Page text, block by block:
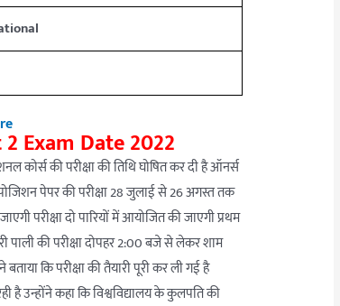
Exam Date 2022
कोर्स की परीक्षा की तिथि घोषित कर दी है ऑनर्स
पेपर की परीक्षा 28 जुलाई से 26 अगस्त तक
परीक्षा दो पारियों में आयोजित की जाएगी प्रथम
की परीक्षा दोपहर 2:00 बजे से लेकर शाम
कि परीक्षा की तैयारी पूरी कर ली गई है
उन्होंने कहा कि विश्वविद्यालय के कुलपति की